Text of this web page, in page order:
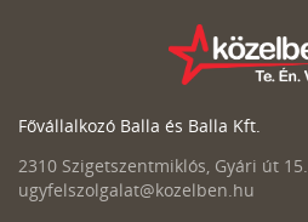
Fővállalkozó Balla és Balla Kft.
2310 Szigetszentmiklós, Gyári út 15.
ugyfelszolgalat@kozelben.hu